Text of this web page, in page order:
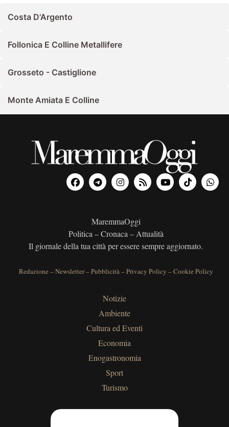
Costa D'Argento
Follonica E Colline Metallifere
Grosseto - Castiglione
Monte Amiata E Colline
MaremmaOggi
Politica – Cronaca – Attualità
Il giornale della tua città per essere sempre aggiornato.
Redazione –Newsletter–Pubblicità–Privacy Policy –Cookie Policy
Notizie
Ambiente
Cultura ed Eventi
Economia
Enogastronomia
Sport
Turismo